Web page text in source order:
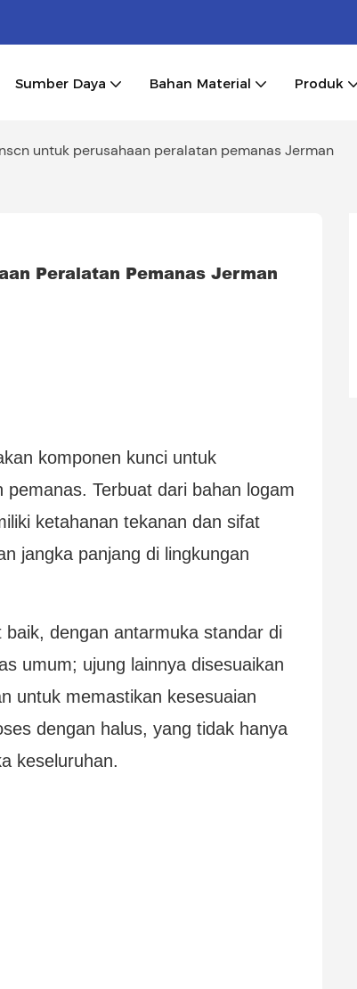
Sumber Daya Bahan Material Produk
untuk perusahaan peralatan pemanas Jerman
Peralatan Pemanas Jerman
komponen kunci untuk
Terbuat dari bahan logam
ketahanan tekanan dan sifat
jangka panjang di lingkungan
dengan antarmuka standar di
umum; ujung lainnya disesuaikan
untuk memastikan kesesuaian
dengan halus, yang tidak hanya
keseluruhan.